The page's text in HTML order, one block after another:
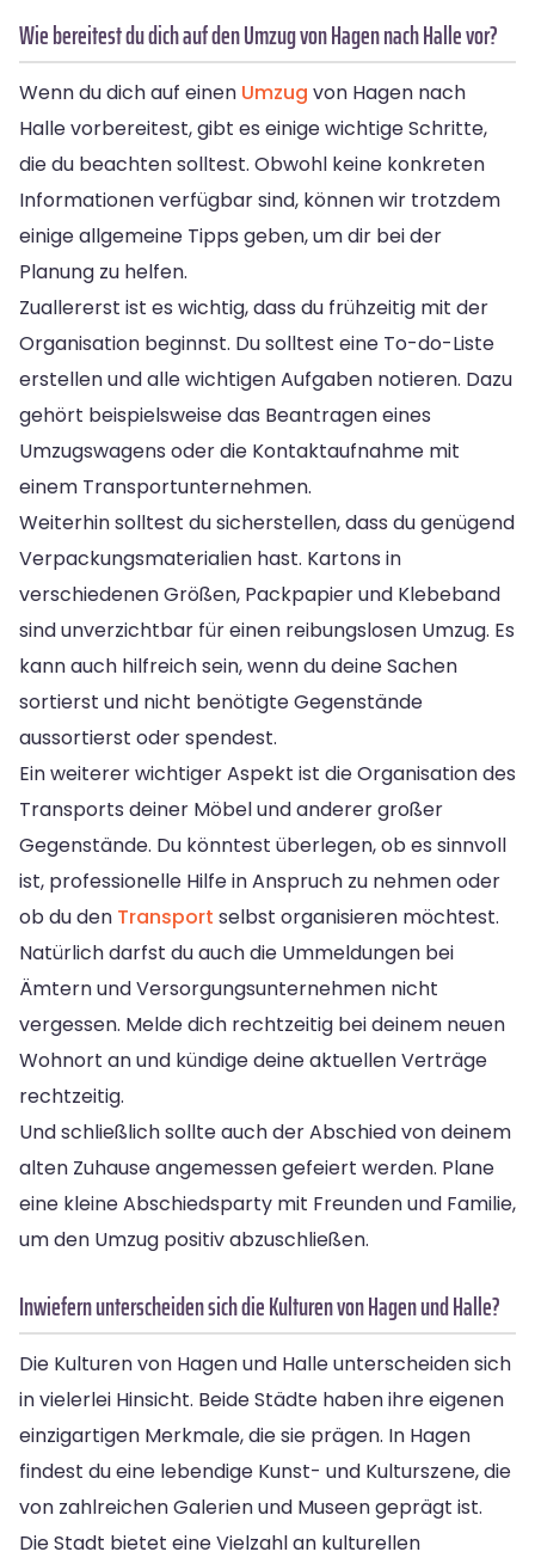
Wie bereitest du dich auf den Umzug von Hagen nach Halle vor?
Wenn du dich auf einen Umzug von Hagen nach
Halle vorbereitest, gibt es einige wichtige Schritte,
die du beachten solltest. Obwohl keine konkreten
Informationen verfügbar sind, können wir trotzdem
einige allgemeine Tipps geben, um dir bei der
Planung zu helfen.
Zuallererst ist es wichtig, dass du frühzeitig mit der
Organisation beginnst. Du solltest eine To-do-Liste
erstellen und alle wichtigen Aufgaben notieren. Dazu
gehört beispielsweise das Beantragen eines
Umzugswagens oder die Kontaktaufnahme mit
einem Transportunternehmen.
Weiterhin solltest du sicherstellen, dass du genügend
Verpackungsmaterialien hast. Kartons in
verschiedenen Größen, Packpapier und Klebeband
sind unverzichtbar für einen reibungslosen Umzug. Es
kann auch hilfreich sein, wenn du deine Sachen
sortierst und nicht benötigte Gegenstände
aussortierst oder spendest.
Ein weiterer wichtiger Aspekt ist die Organisation des
Transports deiner Möbel und anderer großer
Gegenstände. Du könntest überlegen, ob es sinnvoll
ist, professionelle Hilfe in Anspruch zu nehmen oder
ob du den Transport selbst organisieren möchtest.
Natürlich darfst du auch die Ummeldungen bei
Ämtern und Versorgungsunternehmen nicht
vergessen. Melde dich rechtzeitig bei deinem neuen
Wohnort an und kündige deine aktuellen Verträge
rechtzeitig.
Und schließlich sollte auch der Abschied von deinem
alten Zuhause angemessen gefeiert werden. Plane
eine kleine Abschiedsparty mit Freunden und Familie,
um den Umzug positiv abzuschließen.
Inwiefern unterscheiden sich die Kulturen von Hagen und Halle?
Die Kulturen von Hagen und Halle unterscheiden sich
in vielerlei Hinsicht. Beide Städte haben ihre eigenen
einzigartigen Merkmale, die sie prägen. In Hagen
findest du eine lebendige Kunst- und Kulturszene, die
von zahlreichen Galerien und Museen geprägt ist.
Die Stadt bietet eine Vielzahl an kulturellen